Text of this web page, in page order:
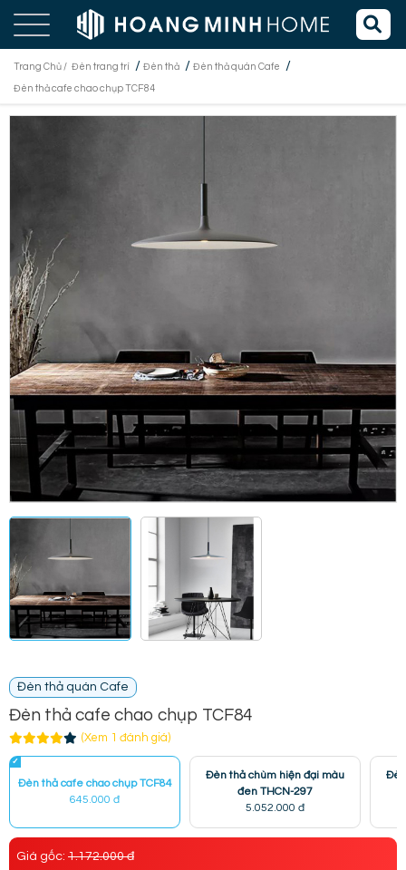
Trang Chủ / Đèn trang trí / Đèn thả / Đèn thả quán Cafe /
Đèn thả cafe chao chụp TCF84
Đèn thả quán Cafe
Đèn thả cafe chao chụp TCF84
(Xem 1 đánh giá)
Đèn thả cafe chao chụp TCF84
645.000 đ
Đèn thả chùm hiện đại màu
đen THCN-297
5.052.000 đ
Giá gốc: 1.172.000 đ